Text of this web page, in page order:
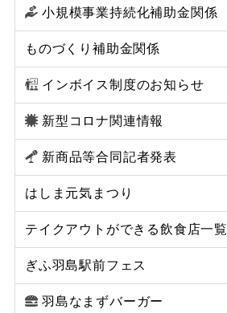
小規模事業持続化補助金関係
ものづくり補助金関係
インボイス制度のお知らせ
新型コロナ関連情報
新商品等合同記者発表
はしま元気まつり
テイクアウトができる飲食店一覧
ぎふ羽島駅前フェス
羽島なまずバーガー